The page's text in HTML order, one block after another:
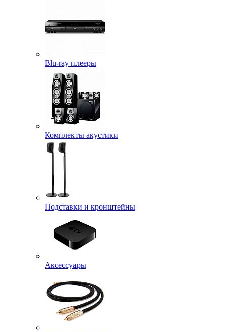
Blu-ray плееры
Комплекты акустики
Подставки и кронштейны
Аксессуары